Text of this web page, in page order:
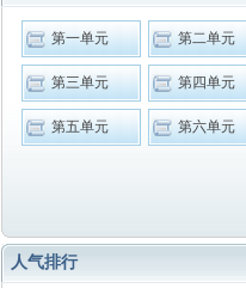
第一单元 第二单元
第三单元 第四单元
第五单元 第六单元
人气排行